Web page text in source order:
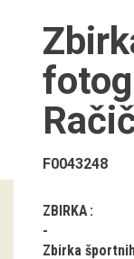
Exhibitions
Past
Virtual tours
Workshops
F0043248
ZBIRKA
Zbirka